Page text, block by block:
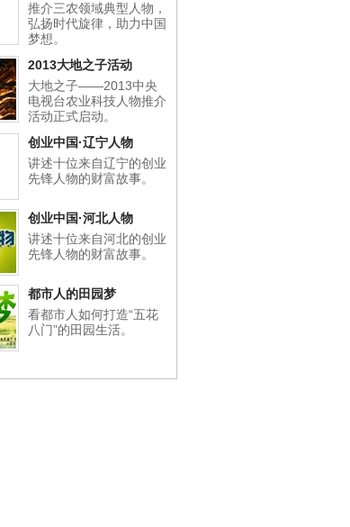
推介三农领域典型人物，
弘扬时代旋律，助力中国
梦想。
2013大地之子活动
大地之子——2013中央
电视台农业科技人物推介
活动正式启动。
创业中国·辽宁人物
讲述十位来自辽宁的创业
先锋人物的财富故事。
创业中国·河北人物
讲述十位来自河北的创业
先锋人物的财富故事。
都市人的田园梦
看都市人如何打造“五花
八门”的田园生活。